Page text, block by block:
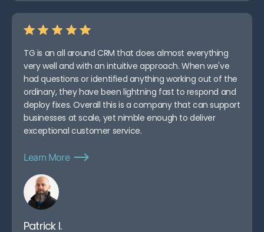
TG is an all around CRM that does almost everything
very well and with an intuitive approach. When we've
had questions or identified anything working out of the
ordinary, they have been lightning fast to respond and
deploy fixes. Overall this is a company that can support
businesses at scale, yet nimble enough to deliver
exceptional customer service.
Learn More
Patrick I.